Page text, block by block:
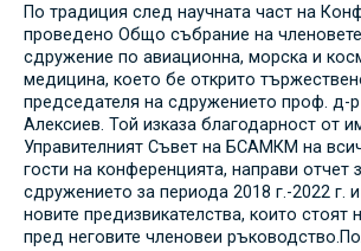
По традиция след научната част на
проведено Общо събрание на
сдружение по авиационна, морска и
медицина, което бе открито
председателя на сдружението проф.
Алексиев. Той изказа благодарност от
Управителният Съвет на БСАМКМ на
гости на конференцията, направи отчет
сдружението за периода 2018 г.-2022 г.
новите предизвикателства, които стоят
пред неговите членовеи